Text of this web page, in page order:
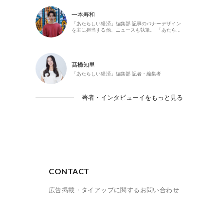
一本寿和
「あたらしい経済」編集部 記事のバナーデザイン
を主に担当する他、ニュースも執筆。 「あたら…
髙橋知里
「あたらしい経済」編集部 記者・編集者
著者・インタビューイをもっと見る
CONTACT
広告掲載・タイアップに関するお問い合わせ